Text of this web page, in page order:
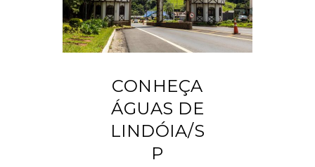
CONHEÇA
ÁGUAS DE
LINDÓIA/S
P